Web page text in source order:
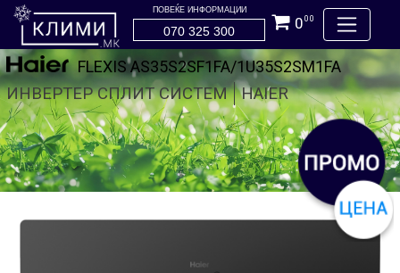
ПОВЕЌЕ ИНФОРМАЦИИ
070 325 300 000
FLEXIS AS35S2SF1FA/1U35S2SM1FA
ИНВЕРТЕР СПЛИТ СИСТЕМ HAIER